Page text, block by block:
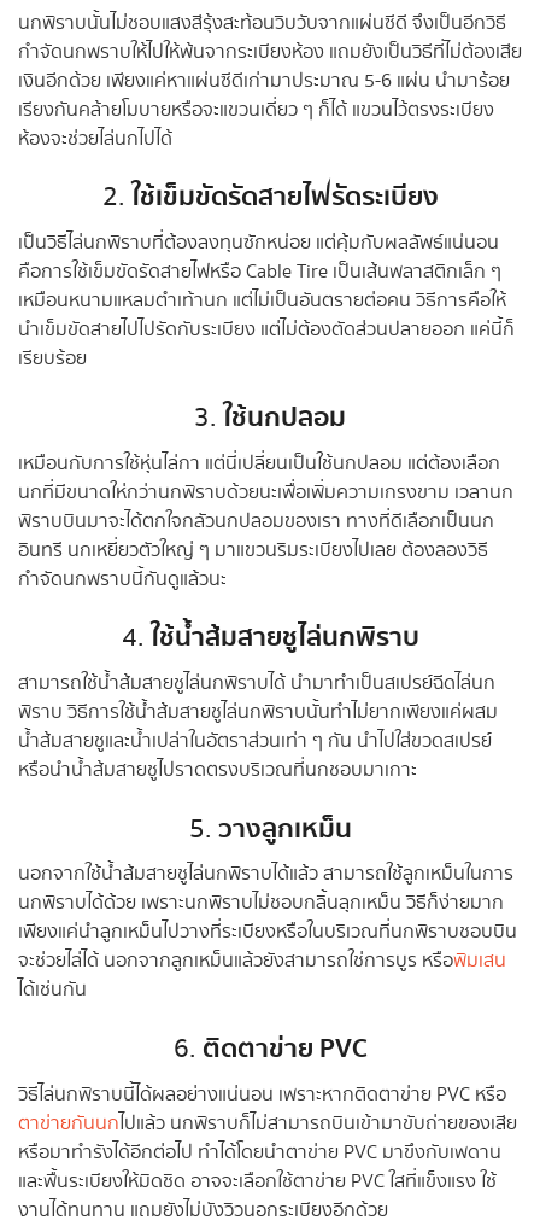
นกพิราบนั้นไม่ชอบแสงสีรุ้งสะท้อนวิบวับจากแผ่นซีดี จึงเป็นอีกวิธี
กำจัดนกพราบให้ไปให้พ้นจากระเบียงห้อง แถมยังเป็นวิธีที่ไม่ต้องเสีย
เงินอีกด้วย เพียงแค่หาแผ่นซีดีเก่ามาประมาณ 5-6 แผ่น นำมาร้อย
เรียงกันคล้ายโมบายหรือจะแขวนเดี่ยว ๆ ก็ได้ แขวนไว้ตรงระเบียง
ห้องจะช่วยไล่นกไปได้
2. ใช้เข็มขัดรัดสายไฟรัดระเบียง
เป็นวิธีไล่นกพิราบที่ต้องลงทุนซักหน่อย แต่คุ้มกับผลลัพธ์แน่นอน
คือการใช้เข็มขัดรัดสายไฟหรือ Cable Tire เป็นเส้นพลาสติกเล็ก ๆ
เหมือนหนามแหลมตำเท้านก แต่ไม่เป็นอันตรายต่อคน วิธีการคือให้
นำเข็มขัดสายไปไปรัดกับระเบียง แต่ไม่ต้องตัดส่วนปลายออก แค่นี้ก็
เรียบร้อย
3. ใช้นกปลอม
เหมือนกับการใช้หุ่นไล่กา แต่นี่เปลี่ยนเป็นใช้นกปลอม แต่ต้องเลือก
นกที่มีขนาดให่กว่านกพิราบด้วยนะเพื่อเพิ่มความเกรงขาม เวลานก
พิราบบินมาจะได้ตกใจกลัวนกปลอมของเรา ทางที่ดีเลือกเป็นนก
อินทรี นกเหยี่ยวตัวใหญ่ ๆ มาแขวนริมระเบียงไปเลย ต้องลองวิธี
กำจัดนกพราบนี้กันดูแล้วนะ
4. ใช้น้ำส้มสายชูไล่นกพิราบ
สามารถใช้น้ำส้มสายชูไล่นกพิราบได้ นำมาทำเป็นสเปรย์ฉีดไล่นก
พิราบ วิธีการใช้น้ำส้มสายชูไล่นกพิราบนั้นทำไม่ยากเพียงแค่ผสม
น้ำส้มสายชูและน้ำเปล่าในอัตราส่วนเท่า ๆ กัน นำไปใส่ขวดสเปรย์
หรือนำน้ำส้มสายชูไปราดตรงบริเวณที่นกชอบมาเกาะ
5. วางลูกเหม็น
นอกจากใช้น้ำส้มสายชูไล่นกพิราบได้แล้ว สามารถใช้ลูกเหม็นในการ
นกพิราบได้ด้วย เพราะนกพิราบไม่ชอบกลิ้นลุกเหม็น วิธีก็ง่ายมาก
เพียงแค่นำลูกเหม็นไปวางที่ระเบียงหรือในบริเวณที่นกพิราบชอบบิน
จะช่วยไล่ได้ นอกจากลูกเหม็นแล้วยังสามารถใช่การบูร หรือพิมเสน
ได้เช่นกัน
6. ติดตาข่าย PVC
วิธีไล่นกพิราบนี้ได้ผลอย่างแน่นอน เพราะหากติดตาข่าย PVC หรือ
ตาข่ายกันนกไปแล้ว นกพิราบก็ไม่สามารถบินเข้ามาขับถ่ายของเสีย
หรือมาทำรังได้อีกต่อไป ทำได้โดยนำตาข่าย PVC มาขึงกับเพดาน
และพื้นระเบียงให้มิดชิด อาจจะเลือกใช้ตาข่าย PVC ใสที่แข็งแรง ใช้
งานได้ทนทาน แถมยังไม่บังวิวนอกระเบียงอีกด้วย